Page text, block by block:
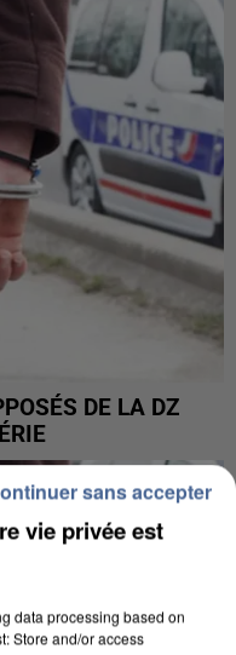
DE LA DZ
vie privée est
data processing based on
Store and/or access
sans accepter